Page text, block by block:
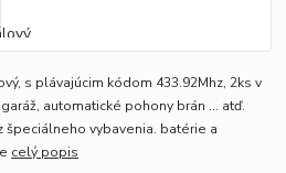
s plávajúcim kódom 433.92Mhz, 2ks v
automatické pohony brán ... atď.
vybavenia. batérie a
celý popis